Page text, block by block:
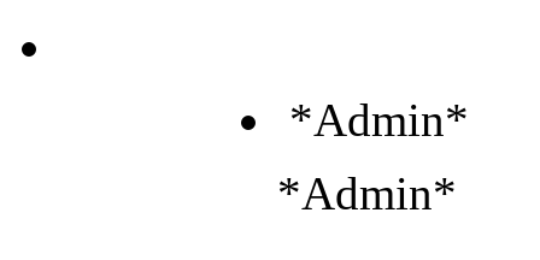
*Admin*
*Admin*